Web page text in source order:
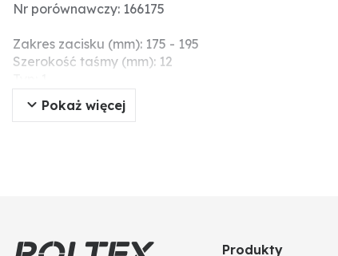
Nr porównawczy: 166175
Zakres zacisku (mm): 175 - 195
Szerokość taśmy (mm): 12
Jakość: W2
Materiał: wersja ocynkowana
Pokaż więcej
Produkty